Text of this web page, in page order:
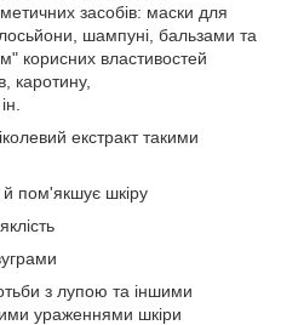
засобів: маски для
шампуні, бальзами та
корисних властивостей
каротину,
екстракт такими
й пом'якшує шкіру
з лупою та іншими
ураженнями шкіри